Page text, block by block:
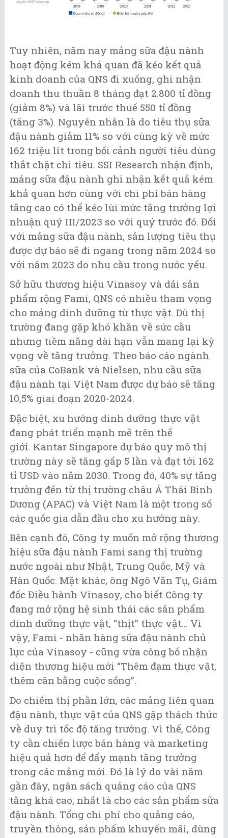
Tuy nhiên, năm nay mảng sữa đậu nành
hoạt động kém khả quan đã kéo kết quả
kinh doanh của QNS đi xuống, ghi nhận
doanh thu thuần 8 tháng đạt 2.800 tỉ đồng
(giảm 8%) và lãi trước thuế 550 tỉ đồng
(tăng 3%). Nguyên nhân là do tiêu thụ sữa
đậu nành giảm 11% so với cùng kỳ về mức
162 triệu lít trong bối cảnh người tiêu dùng
thắt chặt chi tiêu. SSI Research nhận định,
mảng sữa đậu nành ghi nhận kết quả kém
khả quan hơn cùng với chi phí bán hàng
tăng cao có thể kéo lùi mức tăng trưởng lợi
nhuận quý III/2023 so với quý trước đó. Đối
với mảng sữa đậu nành, sản lượng tiêu thụ
được dự báo sẽ đi ngang trong năm 2024 so
với năm 2023 do nhu cầu trong nước yếu.
Sở hữu thương hiệu Vinasoy và dải sản
phẩm rộng Fami, QNS có nhiều tham vọng
cho mảng dinh dưỡng từ thực vật. Dù thị
trường đang gặp khó khăn về sức cầu
nhưng tiềm năng dài hạn vẫn mang lại kỳ
vọng về tăng trưởng. Theo báo cáo ngành
sữa của CoBank và Nielsen, nhu cầu sữa
đậu nành tại Việt Nam được dự báo sẽ tăng
10,5% giai đoạn 2020-2024.
Đặc biệt, xu hướng dinh dưỡng thực vật
đang phát triển mạnh mẽ trên thế
giới. Kantar Singapore dự báo quy mô thị
trường này sẽ tăng gấp 5 lần và đạt tới 162
tỉ USD vào năm 2030. Trong đó, 40% sự tăng
trưởng đến từ thị trường châu Á Thái Bình
Dương (APAC) và Việt Nam là một trong số
các quốc gia dẫn đầu cho xu hướng này.
Bên cạnh đó, Công ty muốn mở rộng thương
hiệu sữa đậu nành Fami sang thị trường
nước ngoài như Nhật, Trung Quốc, Mỹ và
Hàn Quốc. Mặt khác, ông Ngô Văn Tụ, Giám
đốc Điều hành Vinasoy, cho biết Công ty
đang mở rộng hệ sinh thái các sản phẩm
dinh dưỡng thực vật, “thịt” thực vật... Vì
vậy, Fami - nhãn hàng sữa đậu nành chủ
lực của Vinasoy - cũng vừa công bố nhận
diện thương hiệu mới “Thêm đạm thực vật,
thêm cân bằng cuộc sống”.
Do chiếm thị phần lớn, các mảng liên quan
đậu nành, thực vật của QNS gặp thách thức
về duy trì tốc độ tăng trưởng. Vì thế, Công
ty cần chiến lược bán hàng và marketing
hiệu quả hơn để đẩy mạnh tăng trưởng
trong các mảng mới. Đó là lý do vài năm
gần đây, ngân sách quảng cáo của QNS
tăng khá cao, nhất là cho các sản phẩm sữa
đậu nành. Tổng chi phí cho quảng cáo,
truyền thông, sản phẩm khuyến mãi, dùng